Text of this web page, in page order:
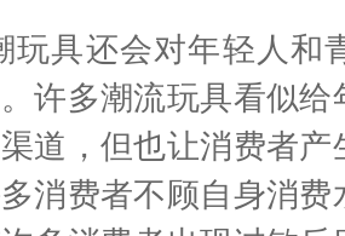
具还会对年轻人和
许多潮流玩具看似
道，但也让消费者
消费者不顾自身消